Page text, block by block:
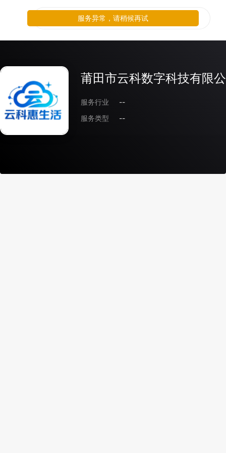
莆田市云科数字科技有限
服务行业
--
服务类型
--
服务异常，请稍候再试